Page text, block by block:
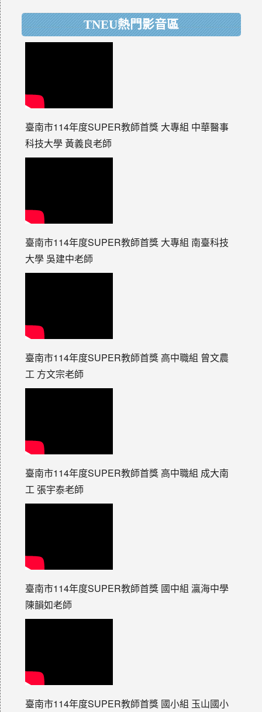
TNEU熱門影音區
臺南市114年度SUPER教師首獎 大專組 中華醫事
科技大學 黃義良老師
臺南市114年度SUPER教師首獎 大專組 南臺科技
大學 吳建中老師
臺南市114年度SUPER教師首獎 高中職組 曾文農
工 方文宗老師
臺南市114年度SUPER教師首獎 高中職組 成大南
工 張宇泰老師
臺南市114年度SUPER教師首獎 國中組 瀛海中學
陳韻如老師
臺南市114年度SUPER教師首獎 國小組 玉山國小